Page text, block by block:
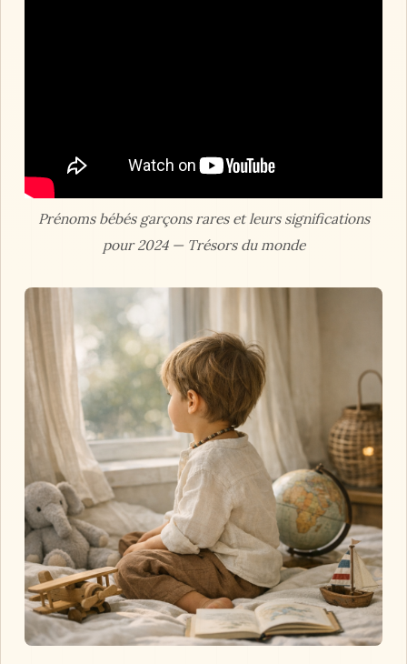
Prénoms bébés garçons rares et leurs significations
pour 2024 — Trésors du monde